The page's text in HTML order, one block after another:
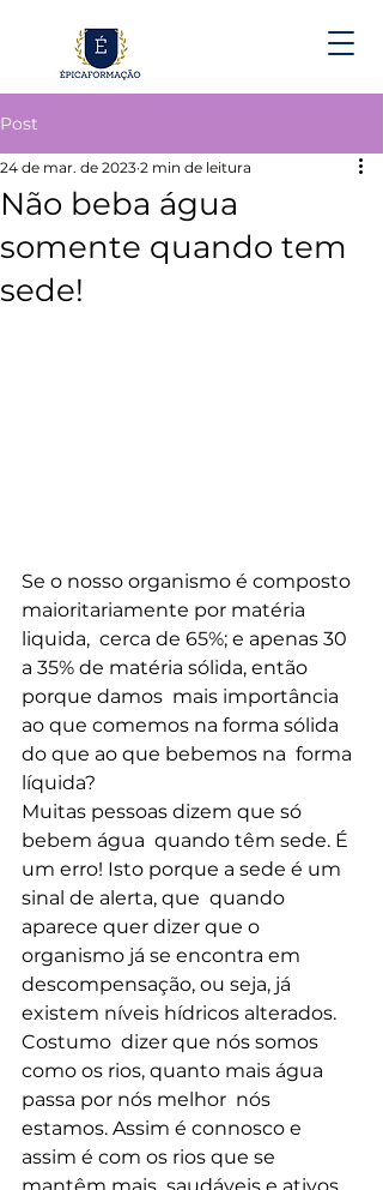
Post
Não beba água
somente quando tem
sede!
24 de mar. de 2023 2 min de leitura
Se o nosso organismo é composto
maioritariamente por matéria
liquida,  cerca de 65%; e apenas 30
a 35% de matéria sólida, então
porque damos  mais importância
ao que comemos na forma sólida
do que ao que bebemos na  forma
líquida?
Muitas pessoas dizem que só
bebem água  quando têm sede. É
um erro! Isto porque a sede é um
sinal de alerta, que  quando
aparece quer dizer que o
organismo já se encontra em
descompensação, ou seja, já
existem níveis hídricos alterados.
Costumo  dizer que nós somos
como os rios, quanto mais água
passa por nós melhor  nós
estamos. Assim é connosco e
assim é com os rios que se